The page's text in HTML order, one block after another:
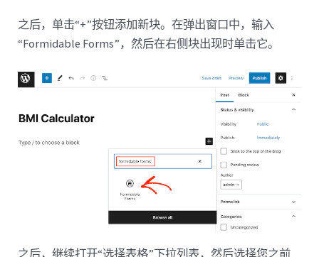
之后，单击“+”按钮添加新块。在弹出窗口中，输入
“Formidable Forms”，然后在右侧块出现时单击它。
之后，继续打开“选择表格”下拉列表，然后选择您之前